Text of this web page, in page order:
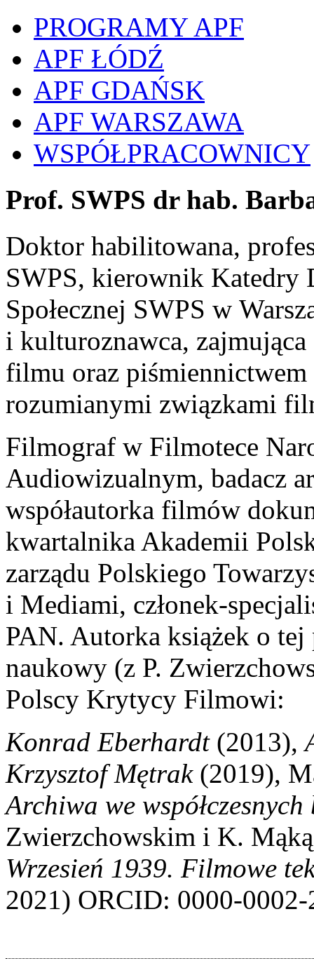
PROGRAMY APF
APF ŁÓDŹ
APF GDAŃSK
APF WARSZAWA
WSPÓŁPRACOWNICY
Prof. SWPS dr hab.
Doktor habilitowana,
SWPS, kierownik
Społecznej SWPS w
i kulturoznawca,
filmu oraz
rozumianymi związkami
Filmograf w Filmotece
Audiowizualnym, badacz
współautorka filmów
kwartalnika Akademii
zarządu Polskiego
i Mediami, członek-
PAN. Autorka książek o
naukowy (z P.
Polscy Krytycy Filmowi:
Konrad Eberhardt(2013),
Krzysztof Mętrak(2019),
Archiwa we
Zwierzchowskim i K.
Wrzesień 1939. Filmowe
2021) ORCID: 0000-